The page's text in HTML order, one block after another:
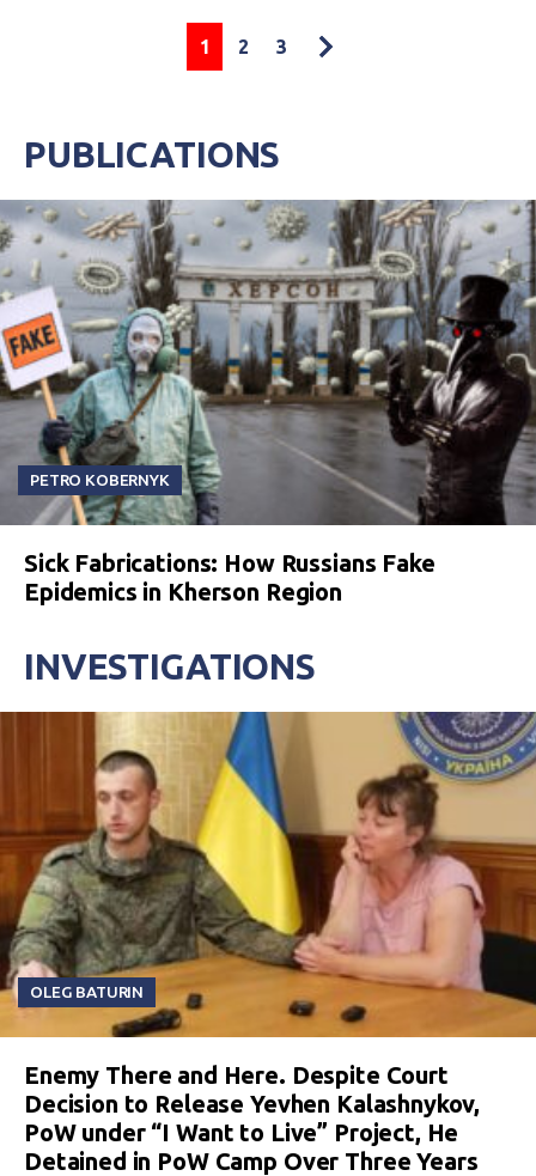
1 2 3
PUBLICATIONS
PETRO KOBERNYK
Sick Fabrications: How Russians Fake
Epidemics in Kherson Region
INVESTIGATIONS
OLEG BATURIN
Enemy There and Here. Despite Court
Decision to Release Yevhen Kalashnykov,
PoW under “I Want to Live” Project, He
Detained in PoW Camp Over Three Years